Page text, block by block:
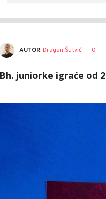
AUTOR Dragan Šutvić 0
Bh. juniorke igraće od